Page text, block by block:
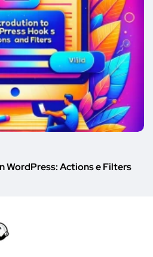
WordPress: Actions e Filters